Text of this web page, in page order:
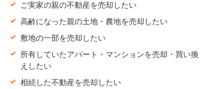
ご実家の親の不動産を売却したい
高齢になった親の土地・農地を売却したい
敷地の一部を売却したい
所有していたアパート・マンションを売却・買い換
えしたい
相続した不動産を売却したい